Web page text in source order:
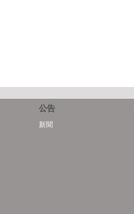
公告
新聞